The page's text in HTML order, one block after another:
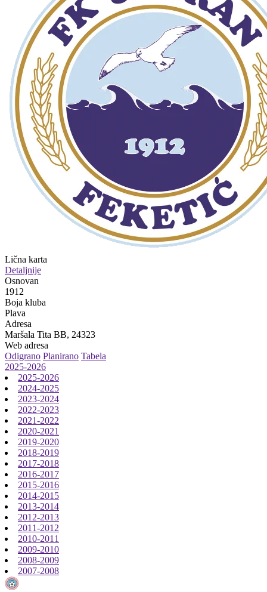
Lična karta
Detaljnije
Osnovan
1912
Boja kluba
Plava
Adresa
Maršala Tita BB, 24323
Web adresa
Odigrano Planirano Tabela
2025-2026
2025-2026
2024-2025
2023-2024
2022-2023
2021-2022
2020-2021
2019-2020
2018-2019
2017-2018
2016-2017
2015-2016
2014-2015
2013-2014
2012-2013
2011-2012
2010-2011
2009-2010
2008-2009
2007-2008